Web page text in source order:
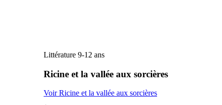
Littérature 9-12 ans
Ricine et la vallée aux sorcières
Voir Ricine et la vallée aux sorcières